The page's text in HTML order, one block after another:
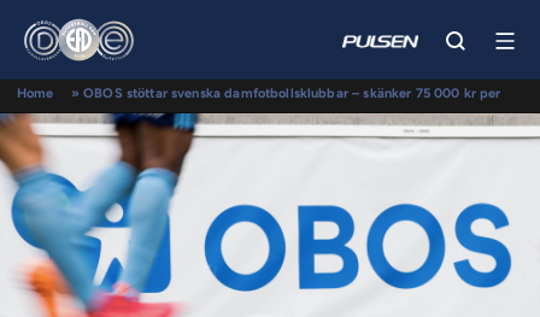
Home »OBOS stöttar svenska damfotbollsklubbar – skänker 75 000 kr per
spelare